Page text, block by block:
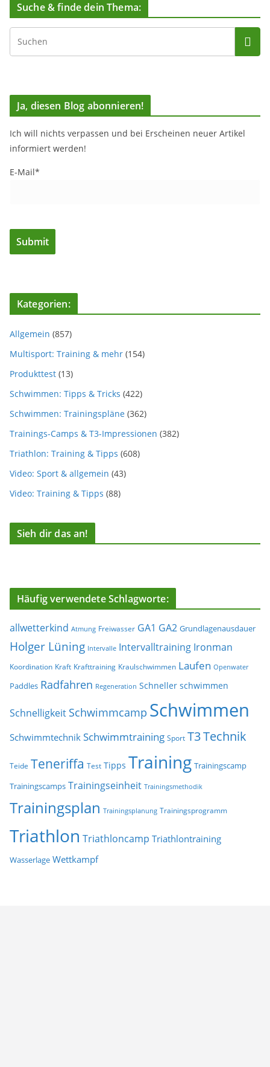
Suche & finde dein Thema:
Ja, diesen Blog abonnieren!
Ich will nichts verpassen und bei Erscheinen neuer Artikel
informiert werden!
E-Mail*
Kategorien:
Allgemein (857)
Multisport: Training & mehr (154)
Produkttest (13)
Schwimmen: Tipps & Tricks (422)
Schwimmen: Trainingspläne (362)
Trainings-Camps & T3-Impressionen (382)
Triathlon: Training & Tipps (608)
Video: Sport & allgemein (43)
Video: Training & Tipps (88)
Sieh dir das an!
Häufig verwendete Schlagworte:
allwetterkind Atmung Freiwasser GA1 GA2 Grundlagenausdauer
Holger Lüning Intervalle Intervalltraining Ironman
Koordination Kraft Krafttraining Kraulschwimmen Laufen Openwater
Paddles Radfahren Regeneration Schneller schwimmen
Schnelligkeit Schwimmcamp Schwimmen
Schwimmtechnik Schwimmtraining Sport T3Technik
Teide Teneriffa Test Tipps Training Trainingscamp
Trainingscamps Trainingseinheit Trainingsmethodik
Trainingsplan Trainingsplanung Trainingsprogramm
Triathlon Triathloncamp Triathlontraining
Wasserlage Wettkampf